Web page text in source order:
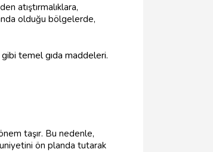
atıştırmalıklara,
olduğu bölgelerde,
temel gıda maddeleri.
taşır. Bu nedenle,
ön planda tutarak